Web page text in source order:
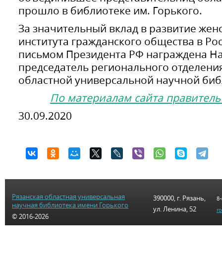
прошло в библиотеке им. Горького.
За значительный вклад в развитие
института гражданского общества в
письмом Президента РФ награждена
председатель регионального
областной универсальной научной
По материалам сайта
30.09.2020
Рязанская областная универсальная
научная библиотека имени Горького
© 2016-2026
390000, г. Рязань,
ул. Ленина, 52